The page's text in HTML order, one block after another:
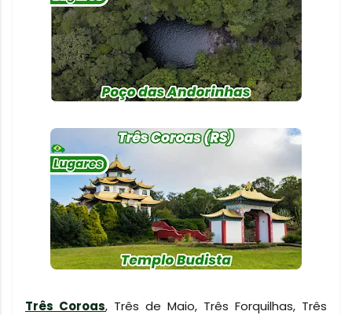
Três Coroas, Três de Maio, Três Forquilhas, Três